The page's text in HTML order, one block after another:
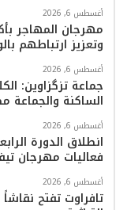
أغسطس 6, 2026
مهرجان المهاجر
وتعزيز ارتباطهم
أغسطس 6, 2026
جماعة تزگزاوين:
الساكنة والجماعة
أغسطس 6, 2026
انطلاق الدورة
فعاليات مهرجان
أغسطس 6, 2026
تافراوت تفتح